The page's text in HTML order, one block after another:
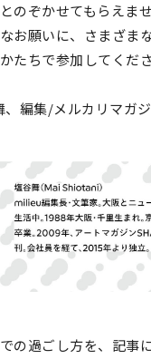
のぞかせてもらえませ
お願いに、さまざま
たちで参加してくださ
、編集/メルカリマガジ
の過ごし方を、記事